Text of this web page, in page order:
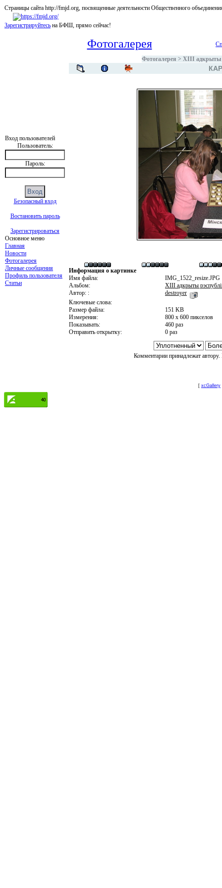
Страницы сайта http://fmjd.org, посвященные деятельности Общественного
Зарегистрируйтесь на БФШ, прямо сейчас!
Вход пользователей
Пользователь:
Пароль:
Безопасный вход
Востановить пароль
Зарегистрироваться
Основное меню
Главная
Новости
Фотогалерея
Личные сообщения
Профиль пользователя
Статьи
Фотогалерея
Фотогалерея > XIII адкрыты
Информация о картинке
Имя файла:
IMG_1522_resize.JPG
Альбом:
XIII адкрыты
Автор: :
destroyer
Ключевые слова:
Размер файла:
151 KB
Измерения:
800 x 600 пикселов
Показывать:
460 раз
Отправить открытку:
0 раз
Комментарии принадлежат
[ xcGallery